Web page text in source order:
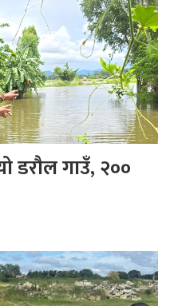
डरौल गाउँ, २००